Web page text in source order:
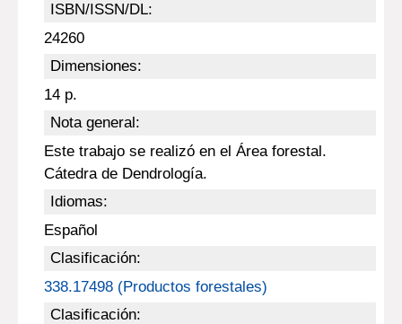
ISBN/ISSN/DL:
24260
Dimensiones:
14 p.
Nota general:
Este trabajo se realizó en el Área forestal.
Cátedra de Dendrología.
Idiomas:
Español
Clasificación:
338.17498 (Productos forestales)
Clasificación: